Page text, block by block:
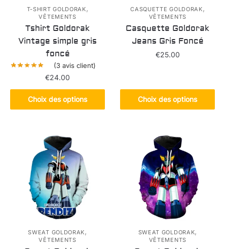
T-SHIRT GOLDORAK,
VÊTEMENTS
Tshirt Goldorak
Vintage simple gris
foncé
(3avis client)
€24.00
Choix des options
Ce
produit
variations.
Les
options
peuvent
être
choisies
sur
la
page
CASQUETTE GOLDORAK,
VÊTEMENTS
Casquette Goldorak
Jeans Gris Foncé
€25.00
Choix des options
a
plusieurs
Les
options
peuvent
être
choisies
sur
la
page
du
produit
SWEAT GOLDORAK,
VÊTEMENTS
SWEAT GOLDORAK,
VÊTEMENTS